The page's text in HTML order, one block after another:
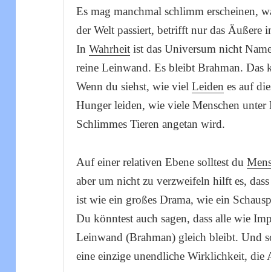
Es mag manchmal schlimm erscheinen,
der Welt passiert, betrifft nur das Äußere
InWahrheit ist das Universum nicht
reine Leinwand. Es bleibt Brahman. Das
Wenn du siehst, wie vielLeiden es auf
Hunger leiden, wie viele Menschen
Schlimmes Tieren angetan wird.
Auf einer relativen Ebene solltest du
aber um nicht zu verzweifeln hilft es,
ist wie ein großes Drama, wie ein
Du könntest auch sagen, dass alle wie
Leinwand (Brahman) gleich bleibt. Und
eine einzige unendliche Wirklichkeit, die